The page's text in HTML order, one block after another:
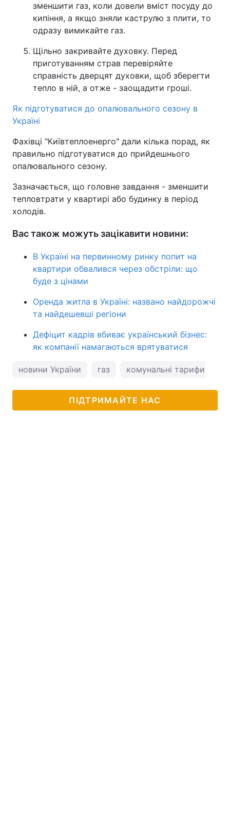
зменшити газ, коли довели вміст посуду до
кипіння, а якщо зняли каструлю з плити, то
одразу вимикайте газ.
Щільно закривайте духовку. Перед
приготуванням страв перевіряйте
справність дверцят духовки, щоб зберегти
тепло в ній, а отже - заощадити гроші.
Як підготуватися до опалювального сезону в
Україні
Фахівці "Київтеплоенерго" дали кілька порад, як
правильно підготуватися до прийдешнього
опалювального сезону.
Зазначається, що головне завдання - зменшити
тепловтрати у квартирі або будинку в період
холодів.
Вас також можуть зацікавити новини:
В Україні на первинному ринку попит на
квартири обвалився через обстріли: що
буде з цінами
Оренда житла в Україні: названо найдорожчі
та найдешевші регіони
Дефіцит кадрів вбиває український бізнес:
як компанії намагаються врятуватися
новини України газ комунальні тарифи
ПІДТРИМАЙТЕ НАС